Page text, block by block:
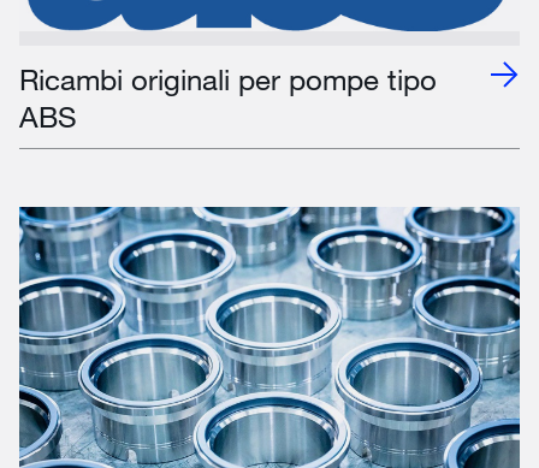
Ricambi originali per pompe tipo
ABS